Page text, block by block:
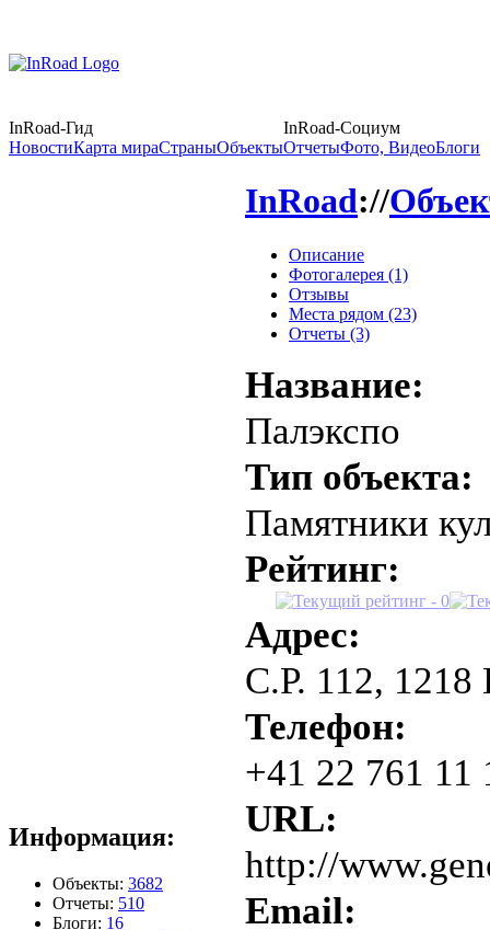
InRoad-Гид
InRoad-Социум
НовостиКарта мираСтраныОбъектыОтчетыФото, ВидеоБлоги
Информация:
Объекты: 3682
Отчеты: 510
Блоги: 16
InRoad://
Описание
Фотогалерея (1)
Отзывы
Места рядом (23)
Отчеты (3)
Название:
Палэкспо
Тип объекта:
Памятники
Рейтинг:
Адрес:
C.P. 112, 1218
Телефон:
+41 22 761 11
URL:
http://
Email: